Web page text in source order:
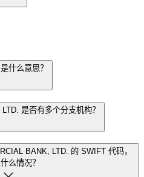
什么意思？
是否有多个分支机构？
BANK, LTD. 的 SWIFT 代码，
么情况？